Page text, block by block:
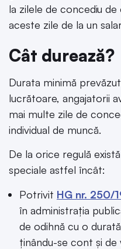
la zilele de concediu
aceste zile de la un
Cât durează?
Durata minimă
lucrătoare, angajatorii
mai multe zile de
individual de muncă.
De la orice regulă
speciale astfel încât:
Potrivit HG nr. 250/
în administrația
de odihnă cu o
ținându-se cont și de